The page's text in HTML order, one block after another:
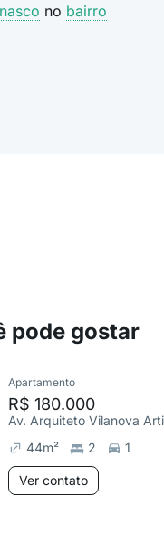
no bairro
pode gostar
Apartamento
R$ 180.000
44m² 2 1
Ver contato